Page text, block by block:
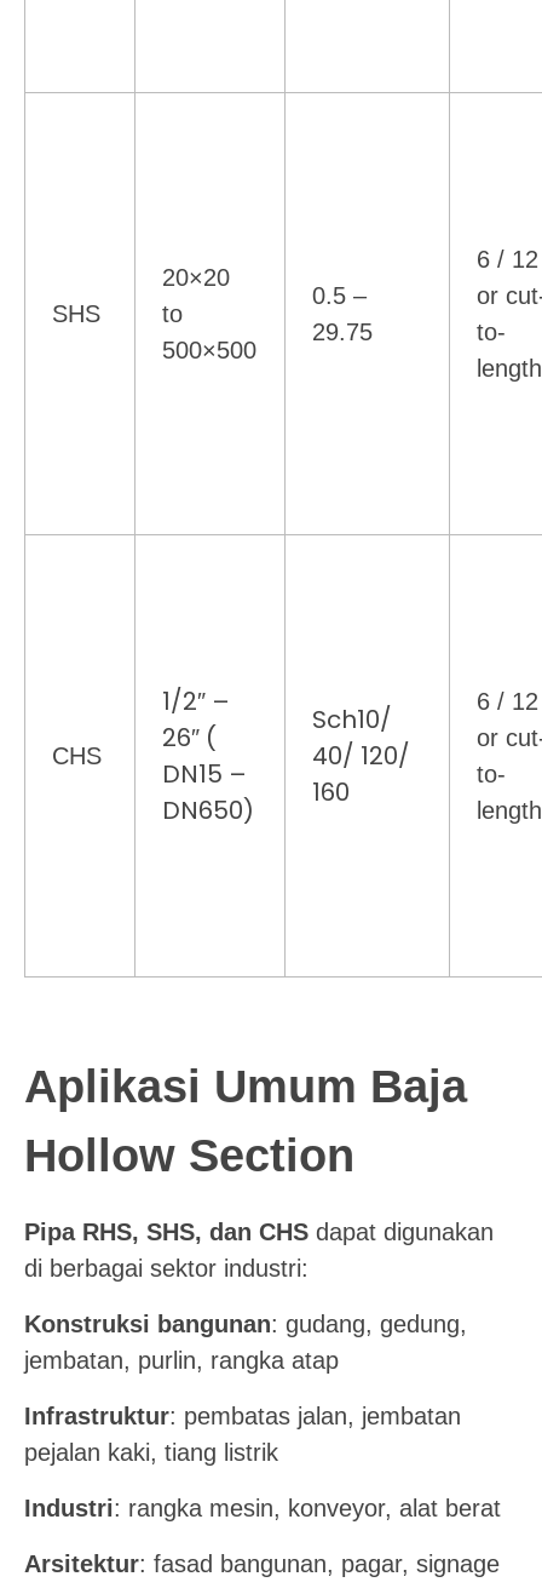
SHS
20×20
to
500×500
0.5 –
29.75
6 / 12
or
to-
length
CHS
1/2″ –
26″ (
DN15 –
DN650)
Sch10/
40/ 120/
160
6 / 12
or
to-
length
Aplikasi Umum Baja
Hollow Section
Pipa RHS, SHS, dan CHS dapat digunakan
di berbagai sektor industri:
Konstruksi bangunan: gudang, gedung,
jembatan, purlin, rangka atap
Infrastruktur: pembatas jalan, jembatan
pejalan kaki, tiang listrik
Industri: rangka mesin, konveyor, alat berat
Arsitektur: fasad bangunan, pagar, signage